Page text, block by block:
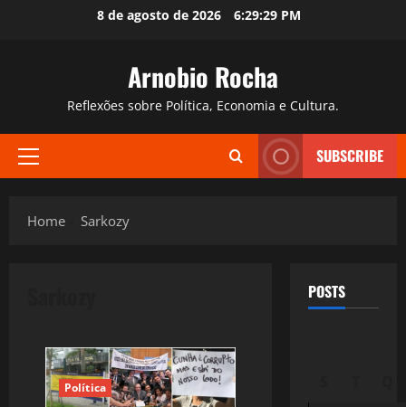
8 de agosto de 2026 6:29:31 PM
Arnobio Rocha
Reflexões sobre Política, Economia e Cultura.
Primary
SUBSCRIBE
Home Sarkozy
Política
POSTS